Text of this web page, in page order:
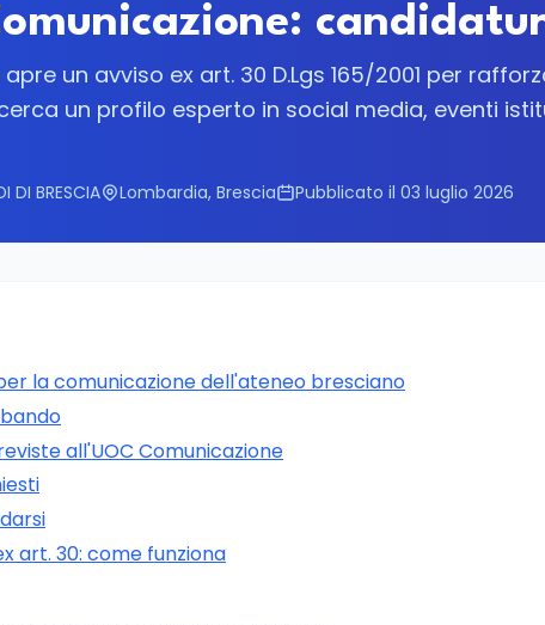
un avviso ex art. 30 D.Lgs 165/2001 per
un profilo esperto in social media, eventi
DI BRESCIA Lombardia, Brescia Pubblicato il 03 luglio 2026
la comunicazione dell'ateneo bresciano
all'UOC Comunicazione
art. 30: come funziona